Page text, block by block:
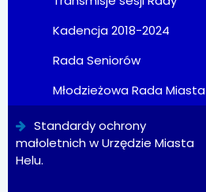
Kadencja 2018-2024
Rada Seniorów
Młodzieżowa Rada Miasta
Standardy ochrony
małoletnich w Urzędzie Miasta
Helu.